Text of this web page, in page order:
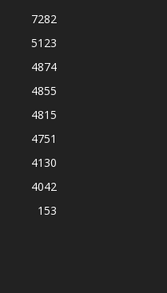
7282
5123
4874
4855
4815
4751
4130
4042
153